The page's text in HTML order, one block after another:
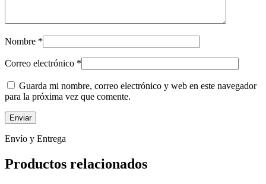
Nombre *
Correo electrónico *
Guarda mi nombre, correo electrónico y web en este navegador
para la próxima vez que comente.
Envío y Entrega
Productos relacionados